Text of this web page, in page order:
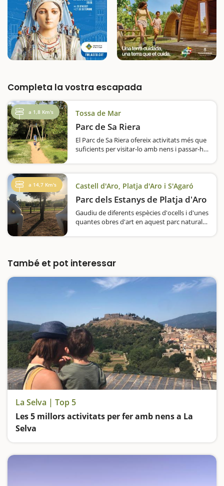
Completa la vostra escapada
a 1,8 Km's Tossa de Mar
Parc de Sa Riera
El Parc de Sa Riera ofereix activitats més que
suficients per visitar-lo amb nens i passar-hi
entre d'altres alicients, contemplarem arbres
monumentals i…
a 14,7 Km's Castell d'Aro, Platja d'Aro i S'Agaró
Parc dels Estanys de Platja d'Aro
Gaudiu de diferents espècies d'ocells i d'unes
quantes obres d'art en aquest parc natural
També et pot interessar
La Selva | Top 5
Les 5 millors activitats per fer amb nens a La
Selva